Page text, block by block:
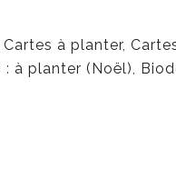
Cartes à planter,
: à planter (Noël),